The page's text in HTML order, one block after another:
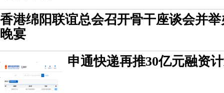
香港绵阳联谊总会召开骨干座谈会并
晚宴
申通快递再推30亿元融资